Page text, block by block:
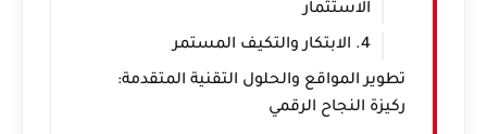
الاستثمار
4. الابتكار والتكيف المستمر
تطوير المواقع والحلول التقنية المتقدمة:
ركيزة النجاح الرقمي